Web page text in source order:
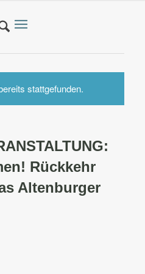
stattgefunden.
Rückkehr
Altenburger